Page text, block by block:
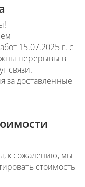
15.07.2025 г. с
перерывы в
связи.
за доставленные
к сожалению, мы
стоимость